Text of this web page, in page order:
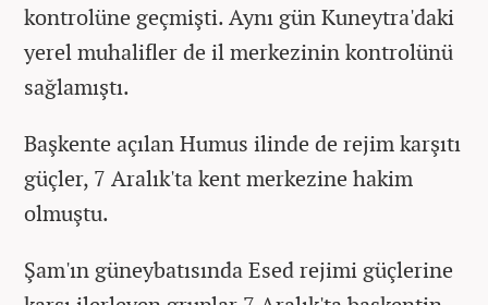
kontrolüne geçmişti. Aynı gün Kuneytra'daki
yerel muhalifler de il merkezinin kontrolünü
sağlamıştı.
Başkente açılan Humus ilinde de rejim karşıtı
güçler, 7 Aralık'ta kent merkezine hakim
olmuştu.
Şam'ın güneybatısında Esed rejimi güçlerine